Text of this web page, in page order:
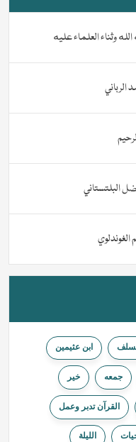
وثناء العلماء عليه
الرباني
البلتستاني
ابن عثيمين
جمعه خیر
القرآن تدبر وعمل
الليلة